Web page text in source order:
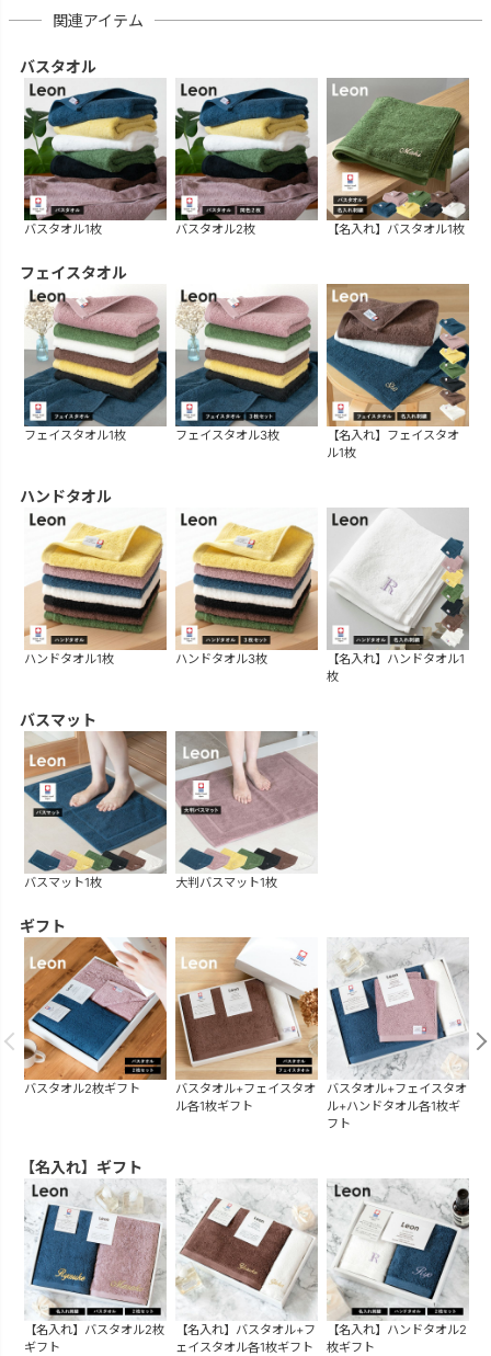
関連アイテム
バスタオル
バスタオル1枚 バスタオル2枚 【名入れ】バスタオル1枚
フェイスタオル
フェイスタオル1枚 フェイスタオル3枚
【名入れ】フェイスタオ
ル1枚
ハンドタオル
ハンドタオル1枚 ハンドタオル3枚
【名入れ】ハンドタオル1
枚
バスマット
バスマット1枚 大判バスマット1枚
ギフト
バスタオル2枚ギフト
バスタオル+フェイスタオ
ル各1枚ギフト
バスタオル+フェイスタオ
ル+ハンドタオル各1枚ギ
フト
【名入れ】ギフト
【名入れ】バスタオル2枚
ギフト
【名入れ】バスタオル+フ
ェイスタオル各1枚ギフト
【名入れ】ハンドタオル2
枚ギフト